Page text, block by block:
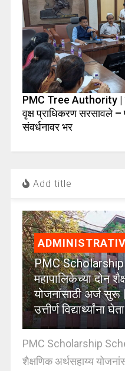
PMC Tree Authority |
वृक्ष प्राधिकरण सरसावले
संवर्धनावर भर
Add title
PMC
महापालिकेच्या दोन
योजनांसाठी अर्ज
उत्तीर्ण विद्यार्थ्यांना
PMC Scholarship
शैक्षणिक अर्थसहाय्य